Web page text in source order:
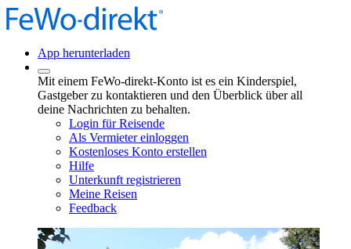
App herunterladen
Mit einem FeWo-direkt-Konto ist es ein Kinderspiel,
Gastgeber zu kontaktieren und den Überblick über all
deine Nachrichten zu behalten.
Login für Reisende
Als Vermieter einloggen
Kostenloses Konto erstellen
Hilfe
Unterkunft registrieren
Meine Reisen
Feedback